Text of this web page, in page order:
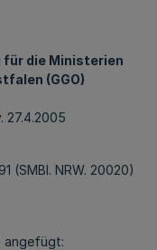
für die Ministerien
(GGO)
27.4.2005
(SMBl. NRW. 20020)
angefügt: